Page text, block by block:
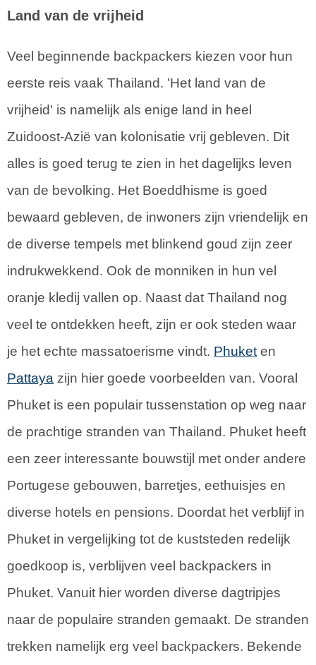
Land van de vrijheid
Veel beginnende backpackers kiezen voor hun
eerste reis vaak Thailand. 'Het land van de
vrijheid' is namelijk als enige land in heel
Zuidoost-Azië van kolonisatie vrij gebleven. Dit
alles is goed terug te zien in het dagelijks leven
van de bevolking. Het Boeddhisme is goed
bewaard gebleven, de inwoners zijn vriendelijk en
de diverse tempels met blinkend goud zijn zeer
indrukwekkend. Ook de monniken in hun vel
oranje kledij vallen op. Naast dat Thailand nog
veel te ontdekken heeft, zijn er ook steden waar
je het echte massatoerisme vindt. Phuket en
Pattaya zijn hier goede voorbeelden van. Vooral
Phuket is een populair tussenstation op weg naar
de prachtige stranden van Thailand. Phuket heeft
een zeer interessante bouwstijl met onder andere
Portugese gebouwen, barretjes, eethuisjes en
diverse hotels en pensions. Doordat het verblijf in
Phuket in vergelijking tot de kuststeden redelijk
goedkoop is, verblijven veel backpackers in
Phuket. Vanuit hier worden diverse dagtripjes
naar de populaire stranden gemaakt. De stranden
trekken namelijk erg veel backpackers. Bekende